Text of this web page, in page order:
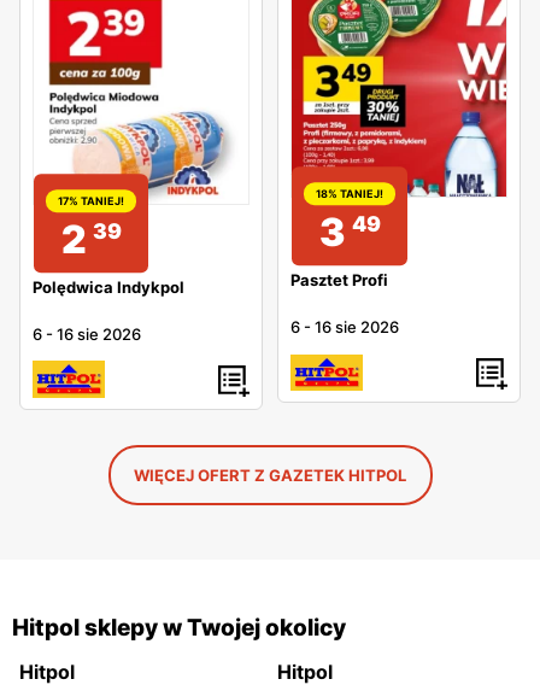
17% TANIEJ!
2 39
Polędwica Indykpol
6 -16 sie 2026
18% TANIEJ!
3 49
Pasztet Profi
6 -16 sie 2026
WIĘCEJ OFERT Z GAZETEK HITPOL
Hitpol sklepy w Twojej okolicy
Hitpol Hitpol